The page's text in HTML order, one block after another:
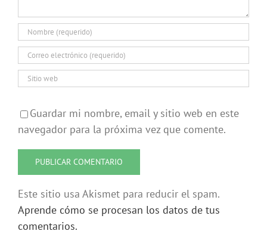
Guardar mi nombre, email y sitio web en este
navegador para la próxima vez que comente.
Este sitio usa Akismet para reducir el spam.
Aprende cómo se procesan los datos de tus
comentarios.